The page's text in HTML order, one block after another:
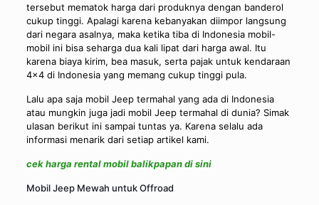
tersebut mematok harga dari produknya dengan banderol
cukup tinggi. Apalagi karena kebanyakan diimpor langsung
dari negara asalnya, maka ketika tiba di Indonesia mobil-
mobil ini bisa seharga dua kali lipat dari harga awal. Itu
karena biaya kirim, bea masuk, serta pajak untuk kendaraan
4×4 di Indonesia yang memang cukup tinggi pula.
Lalu apa saja mobil Jeep termahal yang ada di Indonesia
atau mungkin juga jadi mobil Jeep termahal di dunia? Simak
ulasan berikut ini sampai tuntas ya. Karena selalu ada
informasi menarik dari setiap artikel kami.
cek harga rental mobil balikpapan di sini
Mobil Jeep Mewah untuk Offroad